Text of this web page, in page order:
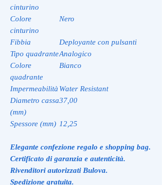
cinturino
Colore
cinturino
Nero
Fibbia
Deployante con pulsanti
Tipo quadranteAnalogico
Colore
quadrante
Bianco
Impermeabilità Water Resistant
Diametro cassa
(mm)
37,00
Spessore (mm) 12,25
Elegante confezione regalo e shopping bag.
Certificato di garanzia e autenticità.
Rivenditori autorizzati Bulova.
Spedizione gratuita.